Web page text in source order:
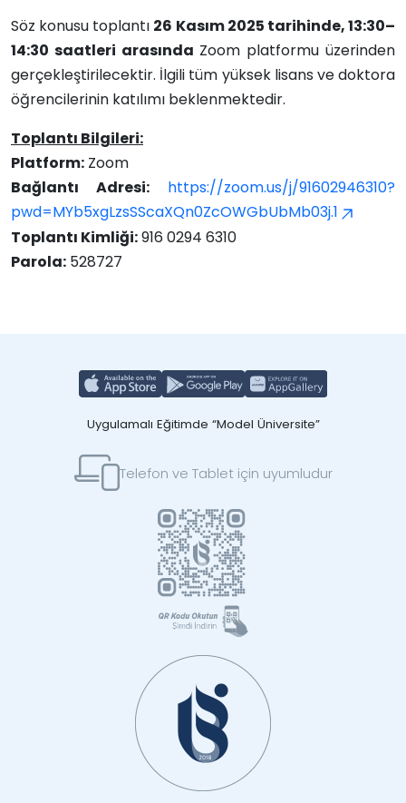
Söz konusu toplantı 26 Kasım 2025 tarihinde, 13:30–
14:30 saatleri arasında Zoom platformu üzerinden
gerçekleştirilecektir. İlgili tüm yüksek lisans ve doktora
öğrencilerinin katılımı beklenmektedir.
Toplantı Bilgileri:
Platform: Zoom
Bağlantı Adresi:
https://zoom.us/j/91602946310?
pwd=MYb5xgLzsSScaXQn0ZcOWGbUbMb03j.1
Toplantı Kimliği:916 0294 6310
Parola: 528727
Uygulamalı Eğitimde “Model Üniversite”
Telefon ve Tablet için uyumludur